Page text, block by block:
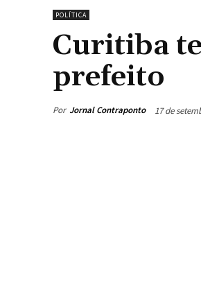
POLÍTICA
Curitiba
prefeito
Por Jornal Contraponto 17 de